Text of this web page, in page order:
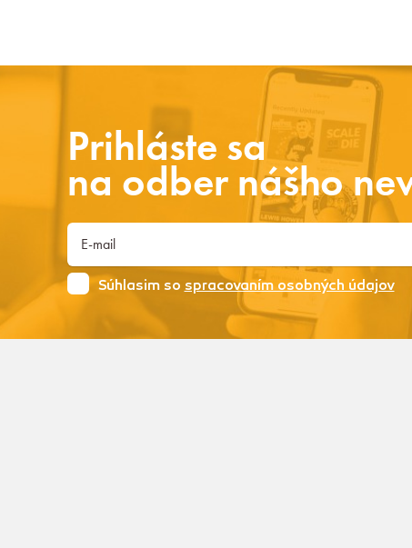
Prihláste sa
na odber nášho
Súhlasim so spracovaním osobných údajov